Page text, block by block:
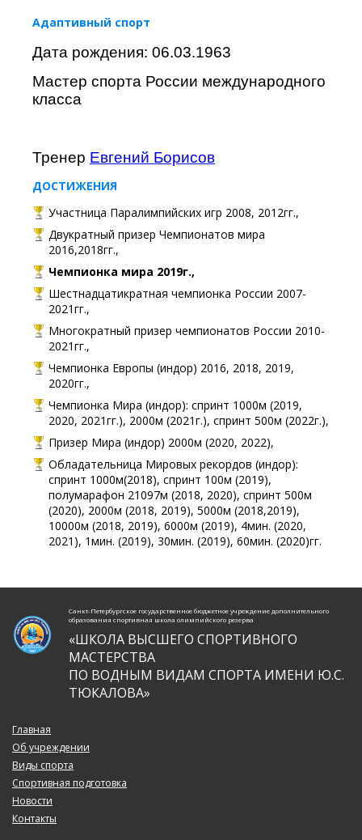
Адаптивный спорт
Дата рождения: 06.03.1963
Мастер спорта России международного
класса
Тренер Евгений Борисов
ДОСТИЖЕНИЯ
Участница Паралимпийских игр 2008, 2012гг.,
Двукратный призер Чемпионатов мира
2016,2018гг.,
Чемпионка мира 2019г.,
Шестнадцатикратная чемпионка России 2007-
2021гг.,
Многократный призер чемпионатов России 2010-
2021гг.,
Чемпионка Европы (индор) 2016, 2018, 2019,
2020гг.,
Чемпионка Мира (индор): спринт 1000м (2019,
2020, 2021гг.), 2000м (2021г.), спринт 500м (2022г.),
Призер Мира (индор) 2000м (2020, 2022),
Обладательница Мировых рекордов (индор):
спринт 1000м(2018), спринт 100м (2019),
полумарафон 21097м (2018, 2020), спринт 500м
(2020), 2000м (2018, 2019), 5000м (2018,2019),
10000м (2018, 2019), 6000м (2019), 4мин. (2020,
2021), 1мин. (2019), 30мин. (2019), 60мин. (2020)гг.
Санкт-Петербургское государственное бюджетное учреждение дополнительного
образования спортивная школа олимпийского резерва
«ШКОЛА ВЫСШЕГО СПОРТИВНОГО
МАСТЕРСТВА
ПО ВОДНЫМ ВИДАМ СПОРТА ИМЕНИ Ю.С.
ТЮКАЛОВА»
Главная
Об учреждении
Виды спорта
Спортивная подготовка
Новости
Контакты